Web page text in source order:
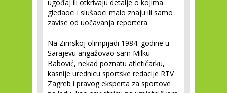
ugođaj ili otkrivaju detalje o kojima
gledaoci i slušaoci malo znaju ili samo
zavise od uočavanja reportera.
Na Zimskoj olimpijadi 1984. godine u
Sarajevu angažovao sam Milku
Babović, nekad poznatu atletičarku,
kasnije urednicu sportske redacije RTV
Zagreb i pravog eksperta za sportove